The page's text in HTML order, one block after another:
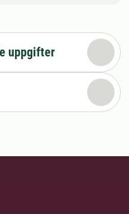
uppgifter